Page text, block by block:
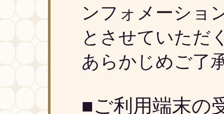
ンフォメーショ
とさせていただ
あらかじめご了
■ご利用端末の